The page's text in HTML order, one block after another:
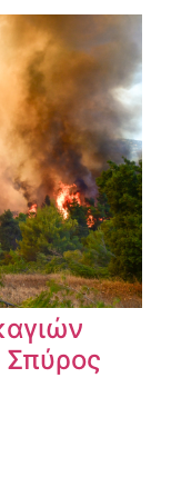
Σπύρος